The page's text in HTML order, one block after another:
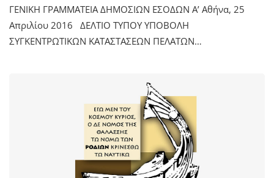
ΓΕΝΙΚΗ ΓΡΑΜΜΑΤΕΙΑ ΔΗΜΟΣΙΩΝ ΕΣΟΔΩΝ Α’ Αθήνα, 25
Απριλίου 2016 ΔΕΛΤΙΟ ΤΥΠΟΥ ΥΠΟΒΟΛΗ
ΣΥΓΚΕΝΤΡΩΤΙΚΩΝ ΚΑΤΑΣΤΑΣΕΩΝ ΠΕΛΑΤΩΝ…